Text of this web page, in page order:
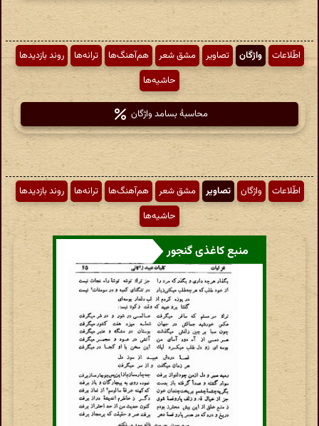
اطّلاعات واژگان تصاویر مشق شعر هم‌آهنگ‌ها ترانه‌ها
روند بازدیدها
حاشیه‌ها
محاسبهٔ بسامد واژگان
اطّلاعات واژگان تصاویر مشق شعر هم‌آهنگ‌ها ترانه‌ها
روند بازدیدها
حاشیه‌ها
منبع کاغذی گنجور